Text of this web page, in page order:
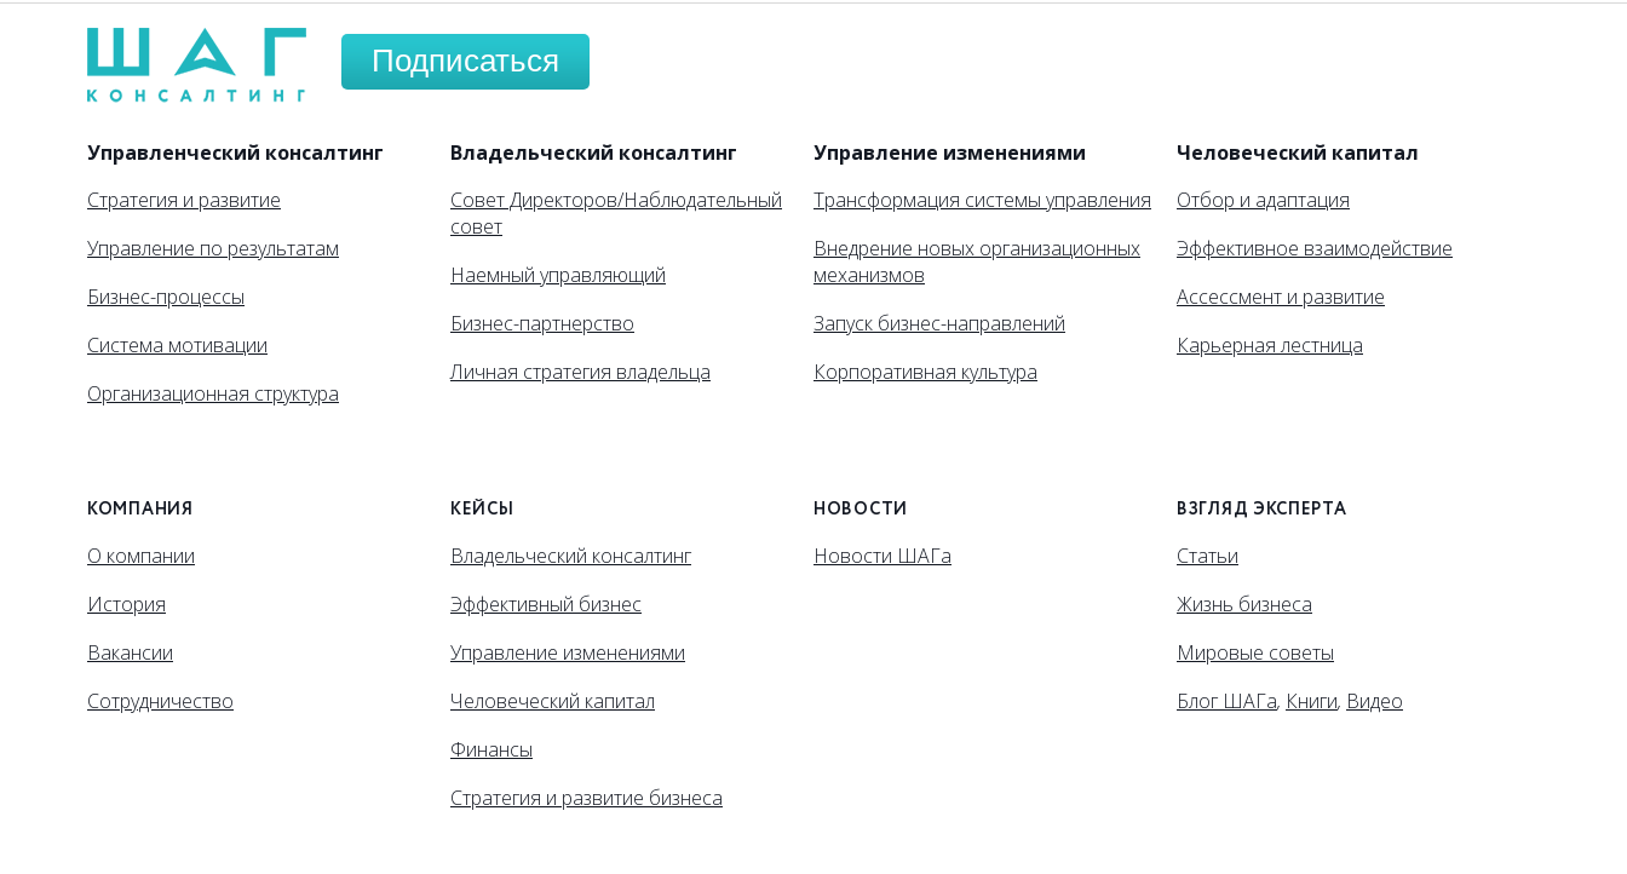
Подписаться
Управленческий консалтинг
Стратегия и развитие
Управление по результатам
Бизнес-процессы
Система мотивации
Организационная структура
Владельческий консалтинг
Совет Директоров/Наблюдательный
совет
Наемный управляющий
Бизнес-партнерство
Личная стратегия владельца
Управление изменениями
Трансформация системы управления
Внедрение новых организационных
механизмов
Запуск бизнес-направлений
Корпоративная культура
Человеческий капитал
Отбор и адаптация
Эффективное взаимодействие
Ассессмент и развитие
Карьерная лестница
КОМПАНИЯ
О компании
История
Вакансии
Сотрудничество
КЕЙСЫ
Владельческий консалтинг
Эффективный бизнес
Управление изменениями
Человеческий капитал
Финансы
Стратегия и развитие бизнеса
НОВОСТИ
Новости ШАГа
ВЗГЛЯД ЭКСПЕРТА
Статьи
Жизнь бизнеса
Мировые советы
Блог ШАГа, Книги, Видео